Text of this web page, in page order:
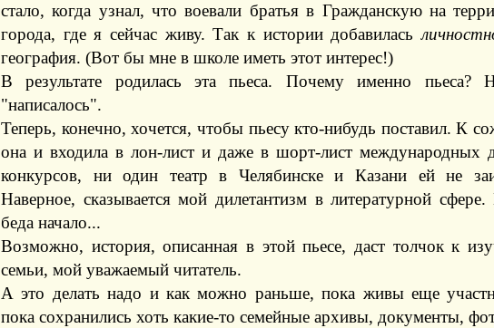
стало, когда узнал, что воевали братья в Гражданскую на
города, где я сейчас живу. Так к истории добавилась
география. (Вот бы мне в школе иметь этот интерес!)
В результате родилась эта пьеса. Почему именно пьеса?
"написалось".
Теперь, конечно, хочется, чтобы пьесу кто-нибудь поставил. К
она и входила в лон-лист и даже в шорт-лист международных
конкурсов, ни один театр в Челябинске и Казани ей не
Наверное, сказывается мой дилетантизм в литературной
беда начало...
Возможно, история, описанная в этой пьесе, даст толчок к
семьи, мой уважаемый читатель.
А это делать надо и как можно раньше, пока живы еще
пока сохранились хоть какие-то семейные архивы, документы,